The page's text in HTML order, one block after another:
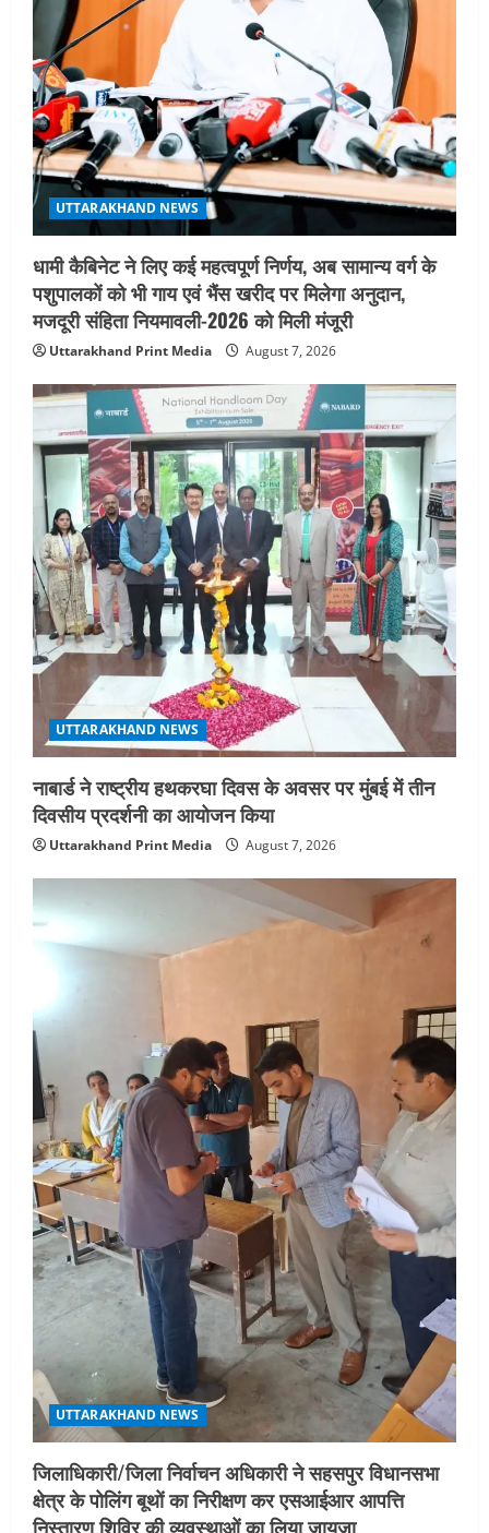
August 6, 2026
4
UTTARAKHAND NEWS
तीलू रौतेली पुरस्कार के लिए 13 वीरांगनाओं का
चयन : रेखा आर्या
August 6, 2026
5
UTTARAKHAND NEWS
मिस उत्तराखंड 2026 के सब-कॉन्टेस्ट ‘मिस
ब्यूटीफुल आइज़’ एवं ‘मिस ब्यूटीफुल हेयर’ का
आयोजन
August 5, 2026
UTTARAKHAND NEWS
धामी कैबिनेट ने लिए कई महत्वपूर्ण निर्णय, अब सामान्य वर्ग के
पशुपालकों को भी गाय एवं भैंस खरीद पर मिलेगा अनुदान,
मजदूरी संहिता नियमावली-2026 को मिली मंजूरी
Uttarakhand Print Media August 7, 2026
UTTARAKHAND NEWS
नाबार्ड ने राष्ट्रीय हथकरघा दिवस के अवसर पर मुंबई में तीन
दिवसीय प्रदर्शनी का आयोजन किया
Uttarakhand Print Media August 7, 2026
UTTARAKHAND NEWS
जिलाधिकारी/जिला निर्वाचन अधिकारी ने सहसपुर विधानसभा
क्षेत्र के पोलिंग बूथों का निरीक्षण कर एसआईआर आपत्ति
निस्तारण शिविर की व्यवस्थाओं का लिया जायजा